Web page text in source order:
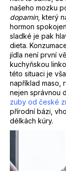
našeho mozku
dopamin, který
hormon
sladké je pak
dieta.
jídla není první
kuchyňskou
této situaci je
například maso,
nejen správnou
zuby od české
přírodní bázi,
délkách kúry.
u
č
u
j
e
m
e